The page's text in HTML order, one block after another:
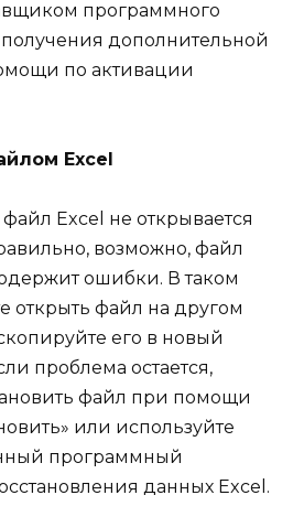
программного
дополнительной
по активации
Excel
Excel не открывается
возможно, файл
ошибки. В таком
открыть файл на другом
его в новый
проблема остается,
файл при помощи
или используйте
программный
данных Excel.